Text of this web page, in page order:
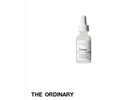
THE ORDINARY